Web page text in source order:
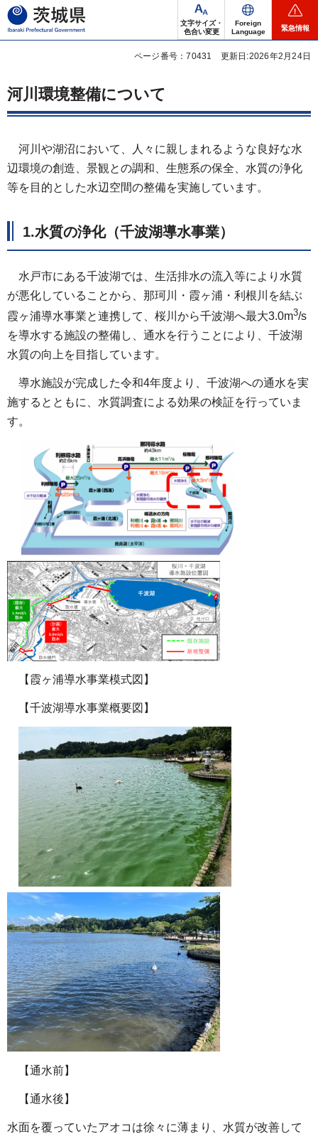
茨城県
文字サイズ・
色合い変更
Foreign
Language
緊急情報
ページ番号：70431 更新日:2026年2月24日
河川環境整備について
河川や湖沼において、人々に親しまれるような良好な水
辺環境の創造、景観との調和、生態系の保全、水質の浄化
等を目的とした水辺空間の整備を実施しています。
1.水質の浄化（千波湖導水事業）
水戸市にある千波湖では、生活排水の流入等により水質
が悪化していることから、那珂川・霞ヶ浦・利根川を結ぶ
霞ヶ浦導水事業と連携して、桜川から千波湖へ最大3.0m3/s
を導水する施設の整備し、通水を行うことにより、千波湖
水質の向上を目指しています。
導水施設が完成した令和4年度より、千波湖への通水を実
施するとともに、水質調査による効果の検証を行っていま
す。
【霞ヶ浦導水事業模式図】
【千波湖導水事業概要図】
【通水前】
【通水後】
水面を覆っていたアオコは徐々に薄まり、水質が改善して